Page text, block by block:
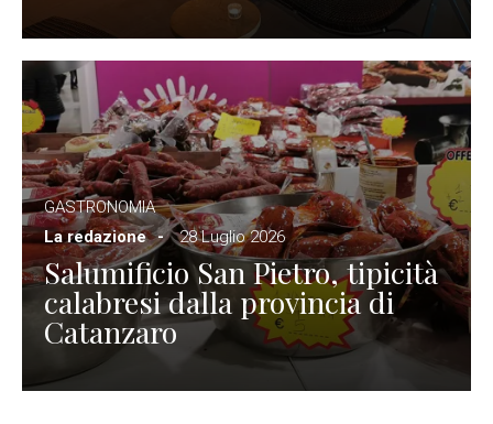
GASTRONOMIA
La redazione
28 Luglio 2026
Salumificio San Pietro, tipicità
calabresi dalla provincia di
Catanzaro